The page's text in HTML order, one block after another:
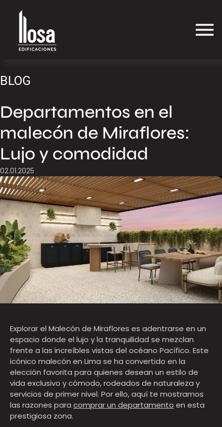
BLOG
Departamentos en el
malecón de Miraflores:
Lujo y comodidad
02.01.2025
Explorar el Malecón de Miraflores es adentrarse en un
espacio donde el lujo y la tranquilidad se mezclan
frente a las increíbles vistas del océano Pacífico. Este
icónico malecón en Lima se ha convertido en la
elección favorita para quienes desean un estilo de
vida exclusivo y cómodo, rodeados de naturaleza y
servicios de primer nivel. Por ello, aquí te mostramos
las razones para comprar un departamento en esta
prestigiosa zona.